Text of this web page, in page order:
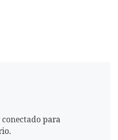
conectadopara